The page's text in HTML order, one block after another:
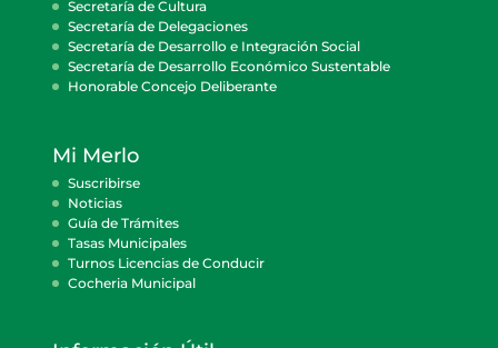
Secretaría de Cultura
Secretaría de Delegaciones
Secretaría de Desarrollo e Integración Social
Secretaría de Desarrollo Económico Sustentable
Honorable Concejo Deliberante
Mi Merlo
Suscribirse
Noticias
Guía de Trámites
Tasas Municipales
Turnos Licencias de Conducir
Cocheria Municipal